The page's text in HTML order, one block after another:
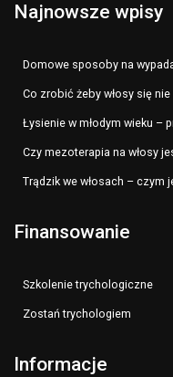
Najnowsze wpisy
Domowe sposoby na
Co zrobić żeby włosy się nie
Łysienie w młodym wieku –
Czy mezoterapia na włosy
Trądzik we włosach – czym
Finansowanie
Szkolenie trychologiczne
Zostań trychologiem
Informacje